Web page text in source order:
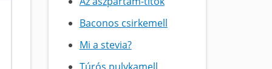
Baconos csirkemell
Mi a stevia?